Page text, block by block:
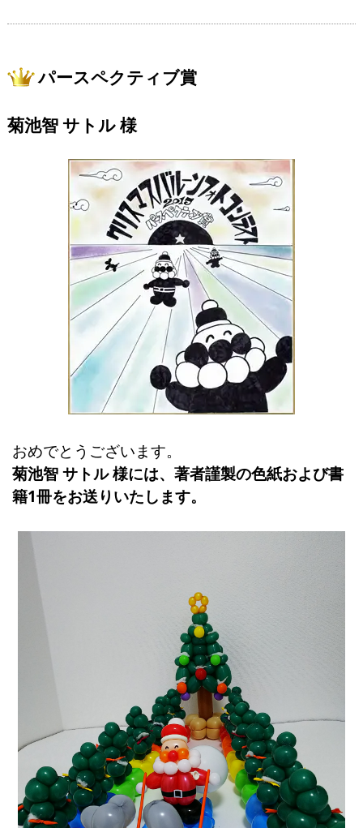
パースペクティブ賞
菊池智 サトル 様
おめでとうございます。
菊池智 サトル 様には、著者謹製の色紙および書
籍1冊をお送りいたします。